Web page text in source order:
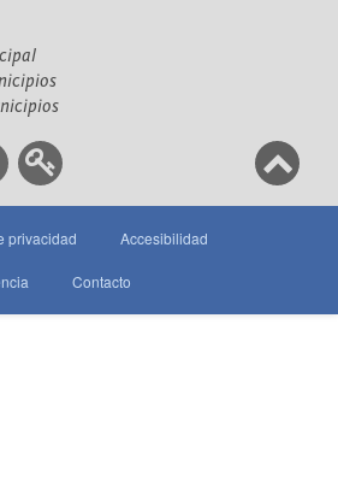
privacidad Accesibilidad
Contacto